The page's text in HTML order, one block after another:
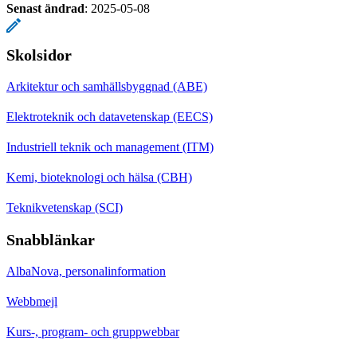
Senast ändrad: 2025-05-08
Skolsidor
Arkitektur och samhällsbyggnad (ABE)
Elektroteknik och datavetenskap (EECS)
Industriell teknik och management (ITM)
Kemi, bioteknologi och hälsa (CBH)
Teknikvetenskap (SCI)
Snabblänkar
AlbaNova, personalinformation
Webbmejl
Kurs-, program- och gruppwebbar